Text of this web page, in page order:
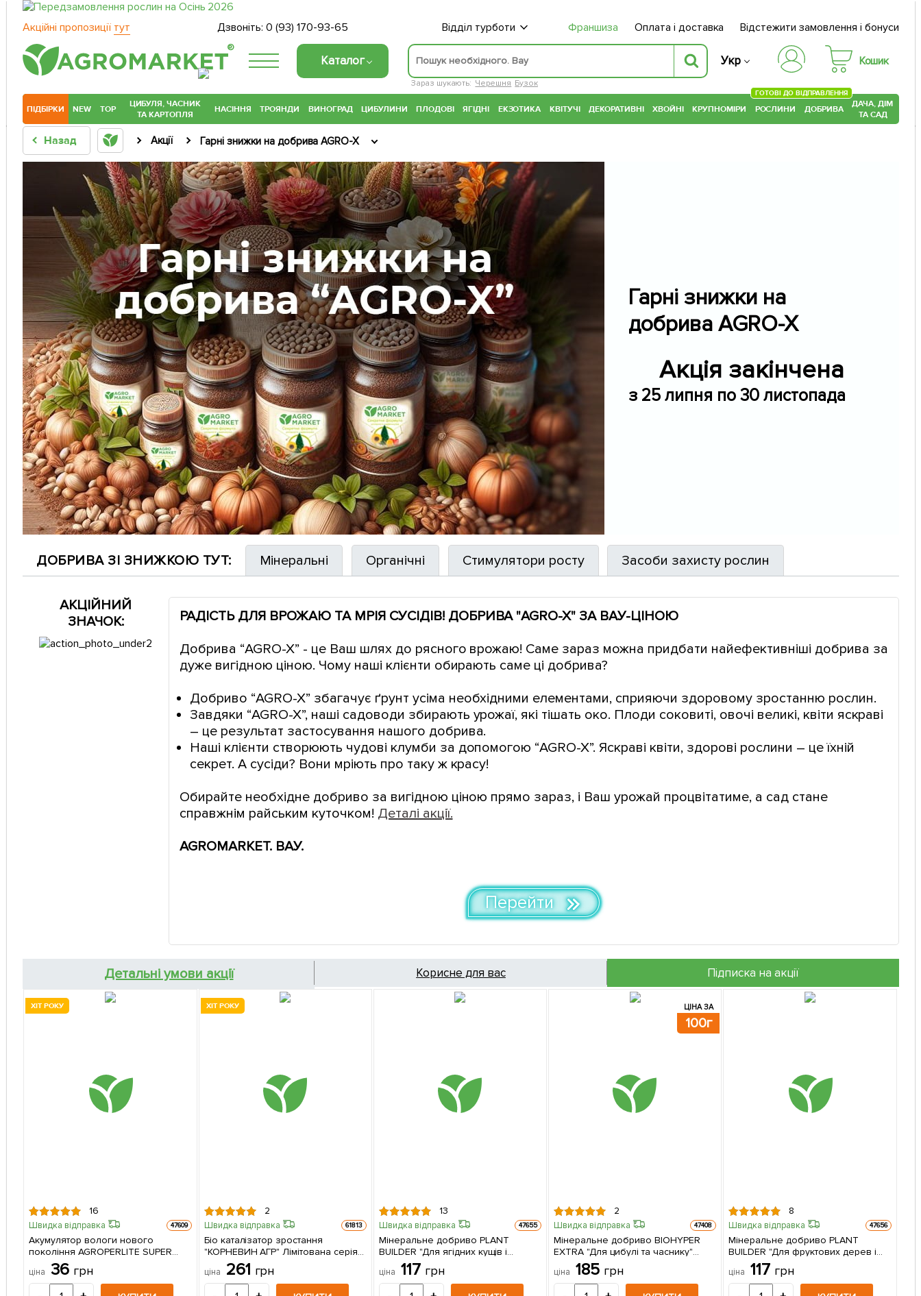
Акційні пропозиції тут Дзвоніть: 0 (93) 170-93-65 Відділ турботи Франшиза Оплата і доставка Відстежити замовлення і бонуси
®
Каталог
Зараз шукають: Черешня Бузок
Укр Кошик
ПІДБІРКИ NEW TOP
ЦИБУЛЯ, ЧАСНИК
ТА КАРТОПЛЯ
НАСІННЯ ТРОЯНДИ ВИНОГРАД ЦИБУЛИНИ ПЛОДОВІ ЯГІДНІ ЕКЗОТИКА КВІТУЧІ ДЕКОРАТИВНІ ХВОЙНІ КРУПНОМІРИ РОСЛИНИ
ГОТОВІ ДО ВІДПРАВЛЕННЯ
ДОБРИВА
ДАЧА, ДІМ
ТА САД
Назад Акції Гарні знижки на добрива AGRO-X
Гарні знижки на
добрива AGRO-X
Акція закінчена
з 25 липня по 30 листопада
ДОБРИВА ЗІ ЗНИЖКОЮ ТУТ: Мінеральні Органічні Стимулятори росту Засоби захисту рослин
АКЦІЙНИЙ
ЗНАЧОК:
РАДІСТЬ ДЛЯ ВРОЖАЮ ТА МРІЯ СУСІДІВ! ДОБРИВА "AGRO-X" ЗА ВАУ-ЦІНОЮ
Добрива “AGRO-X” - це Ваш шлях до рясного врожаю! Саме зараз можна придбати найефективніші добрива за
дуже вигідною ціною. Чому наші клієнти обирають саме ці добрива?
Добриво “AGRO-X” збагачує ґрунт усіма необхідними елементами, сприяючи здоровому зростанню рослин.
Завдяки “AGRO-X”, наші садоводи збирають урожаї, які тішать око. Плоди соковиті, овочі великі, квіти яскраві
– це результат застосування нашого добрива.
Наші клієнти створюють чудові клумби за допомогою “AGRO-X”. Яскраві квіти, здорові рослини – це їхній
секрет. А сусіди? Вони мріють про таку ж красу!
Обирайте необхідне добриво за вигідною ціною прямо зараз, і Ваш урожай процвітатиме, а сад стане
справжнім райським куточком! Деталі акції.
AGROMARKET. ВАУ.
Перейти
Детальні умови акції Корисне для вас Підписка на акції
ХІТ РОКУ
16
Швидка відправка 47609
Акумулятор вологи нового
покоління AGROPERLITE SUPER
PURE "Агроперлит ультрачистий
для посадкової суміші" ТМ "AGRO-
X" 1л
ціна 36 грн
ХІТ РОКУ
2
Швидка відправка 61813
Бiо каталiзатор зростання
"КОРНЕВИН АГР" Лімітована серія
ТМ "AGRO-X" 120г
ціна 261 грн
13
Швидка відправка 47655
Мінеральне добриво PLANT
BUILDER "Для ягідних кущів і
дерев" (Плант билдер) ТМ "AGRO-
X" 80г
ціна 117 грн
ЦІНА ЗА
100г
2
Швидка відправка 47408
Мінеральне добриво BIOHYPER
EXTRA "Для цибулі та часнику"
(Біохайпер Екстра) ТМ "AGRO-X"
100г
ціна 185 грн
8
Швидка відправка 47656
Мінеральне добриво PLANT
BUILDER "Для фруктових дерев і
чагарників" (Плант билдер) ТМ
"AGRO-X" 80г
ціна 117 грн